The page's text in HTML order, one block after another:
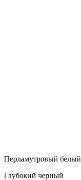
Перламутровый белый
Глубокий черный